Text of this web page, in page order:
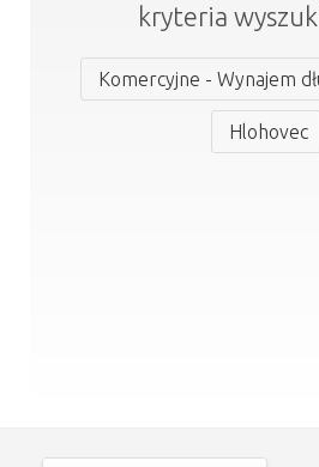
kryteria
Komercyjne - Wynajem
Hlohovec